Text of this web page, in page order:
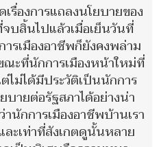
องการแถลงนโยบายของ
บสิ้นไปแล้วเมื่อเย็นวันที่
รเมืองอาชีพก็ยังคงพล่าม
ณะที่นักการเมืองหน้าใหม่ที่
ไม่ได้มีประวัติเป็นนักการ
ายต่อรัฐสภาได้อย่างน่า
นักการเมืองอาชีพบ้านเรา
ะเท่าที่สังเกตดูนั้นหลาย